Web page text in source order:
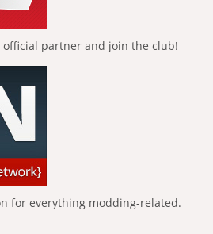
official partner and join the club!
for everything modding-related.